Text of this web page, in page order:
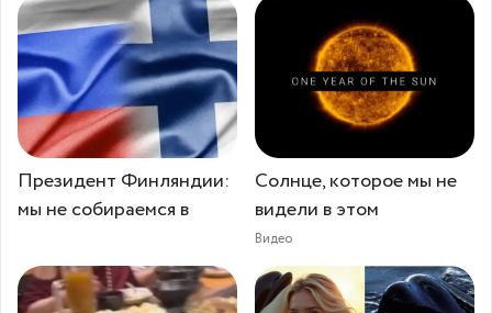
Президент Финляндии:
мы не собираемся в
Солнце, которое мы не
видели в этом
Видео